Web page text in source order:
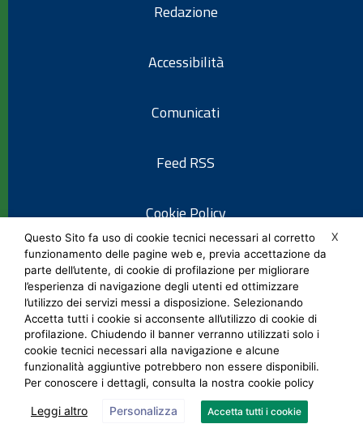
Redazione
Accessibilità
Comunicati
Feed RSS
Cookie Policy
Informativa privacy
Note legali
Social Media Policy
X
Questo Sito fa uso di cookie tecnici necessari al corretto
funzionamento delle pagine web e, previa accettazione da
parte dell’utente, di cookie di profilazione per migliorare
l’esperienza di navigazione degli utenti ed ottimizzare
l’utilizzo dei servizi messi a disposizione. Selezionando
Accetta tutti i cookie si acconsente all’utilizzo di cookie di
profilazione. Chiudendo il banner verranno utilizzati solo i
cookie tecnici necessari alla navigazione e alcune
funzionalità aggiuntive potrebbero non essere disponibili.
Per conoscere i dettagli, consulta la nostra cookie policy
Leggi altro Personalizza Accetta tutti i cookie